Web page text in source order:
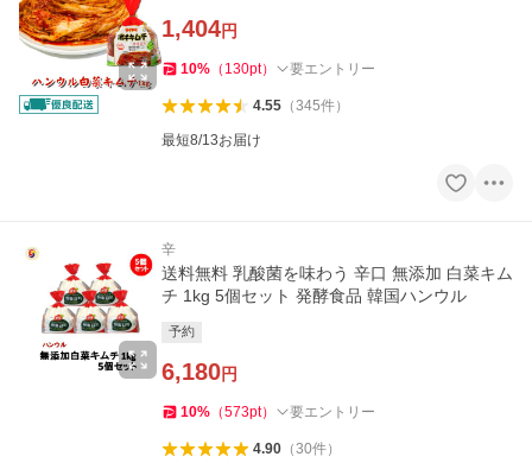
1,404円
10% （ 130pt） 要エントリー
4.55（345件）
最短8/13お届け
辛
送料無料 乳酸菌を味わう 辛口 無添加 白菜キム
チ 1kg 5個セット 発酵食品 韓国ハンウル
予約
6,180円
10% （573pt） 要エントリー
4.90（30件）